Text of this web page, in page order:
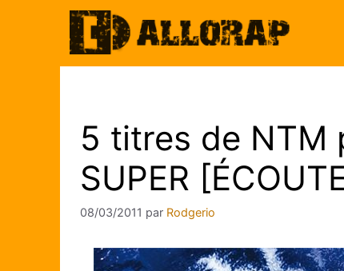
5 titres de NTM
SUPER
08/03/2011 par Rodgerio